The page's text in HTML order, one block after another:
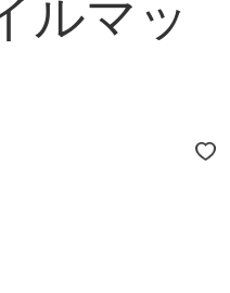
ルマッ